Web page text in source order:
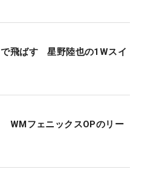
飛ばす 星野陸也の1Wスイ
WMフェニックスOPのリー